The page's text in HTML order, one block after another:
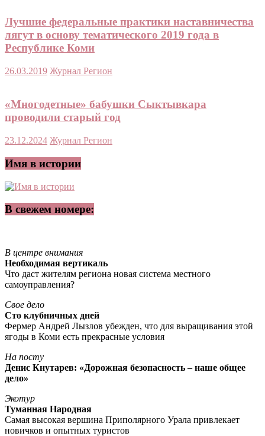
Лучшие федеральные практики наставничества
лягут в основу тематического 2019 года в
Республике Коми
26.03.2019 Журнал Регион
«Многодетные» бабушки Сыктывкара
проводили старый год
23.12.2024 Журнал Регион
Имя в истории
В свежем номере:
В центре внимания
Необходимая вертикаль
Что даст жителям региона новая система местного
самоуправления?
Свое дело
Сто клубничных дней
Фермер Андрей Лызлов убежден, что для выращивания этой
ягоды в Коми есть прекрасные условия
На посту
Денис Кнутарев: «Дорожная безопасность – наше общее
дело»
Экотур
Туманная Народная
Самая высокая вершина Приполярного Урала привлекает
новичков и опытных туристов